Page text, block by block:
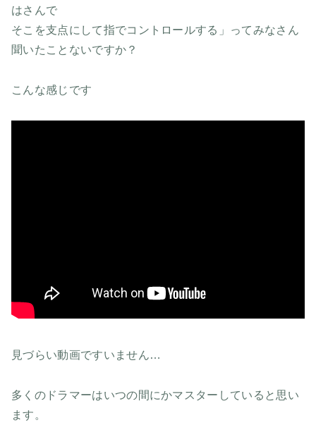
はさんで
そこを支点にして指でコントロールする」ってみなさん
聞いたことないですか？
こんな感じです
見づらい動画ですいません…
多くのドラマーはいつの間にかマスターしていると思い
ます。